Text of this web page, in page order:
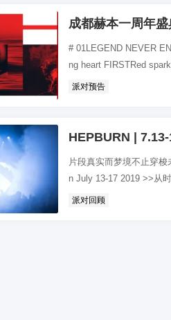
成都赫本一周年
# 01LEGEND NEVER
ng heart FIRSTRed
派对预告
HEPBURN |
片段真实而梦境不止穿
n July 13-17 2019 >>从
派对回顾